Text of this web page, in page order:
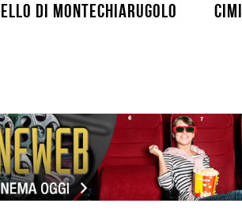
di Montechiarugolo